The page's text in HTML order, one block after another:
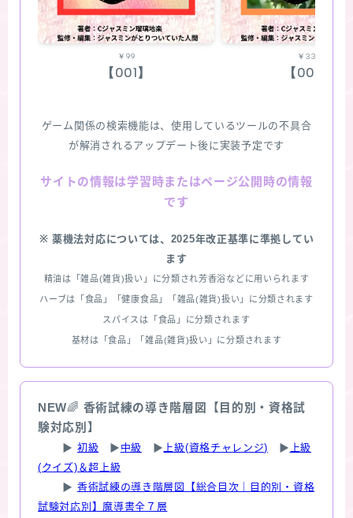
￥99
【001】
￥330
【002】
ゲーム関係の検索機能は、使用しているツールの不具合
が解消されるアップデート後に実装予定です
サイトの情報は学習時またはページ公開時の情報
です
※ 薬機法対応については、2025年改正基準に準拠してい
ます
精油は「雑品(雑貨)扱い」に分類され芳香浴などに用いられます
ハーブは「食品」「健康食品」「雑品(雑貨)扱い」に分類されます
スパイスは「食品」に分類されます
基材は「食品」「雑品(雑貨)扱い」に分類されます
NEW🌈 香術試練の導き階層図【目的別・資格試
験対応別】
▶ 初級 ▶ 中級 ▶ 上級(資格チャレンジ) ▶ 上級
(クイズ)＆超上級
▶ 香術試練の導き階層図【総合目次｜目的別・資格
試験対応別】魔導書全７層